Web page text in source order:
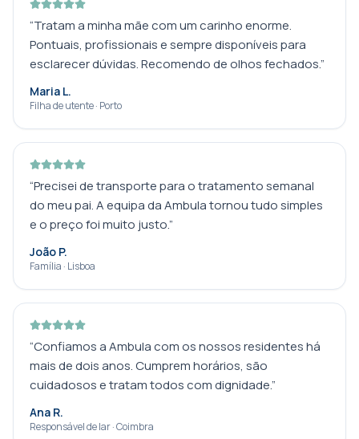
“Tratam a minha mãe com um carinho enorme.
Pontuais, profissionais e sempre disponíveis para
esclarecer dúvidas. Recomendo de olhos fechados.”
Maria L.
Filha de utente · Porto
“Precisei de transporte para o tratamento semanal
do meu pai. A equipa da Ambula tornou tudo simples
e o preço foi muito justo.”
João P.
Família · Lisboa
“Confiamos a Ambula com os nossos residentes há
mais de dois anos. Cumprem horários, são
cuidadosos e tratam todos com dignidade.”
Ana R.
Responsável de lar · Coimbra